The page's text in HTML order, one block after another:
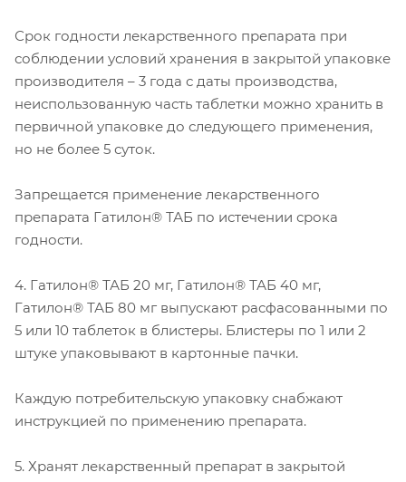
Срок годности лекарственного препарата при
соблюдении условий хранения в закрытой упаковке
производителя – 3 года с даты производства,
неиспользованную часть таблетки можно хранить в
первичной упаковке до следующего применения,
но не более 5 суток.
Запрещается применение лекарственного
препарата Гатилон® ТАБ по истечении срока
годности.
4. Гатилон® ТАБ 20 мг, Гатилон® ТАБ 40 мг,
Гатилон® ТАБ 80 мг выпускают расфасованными по
5 или 10 таблеток в блистеры. Блистеры по 1 или 2
штуке упаковывают в картонные пачки.
Каждую потребительскую упаковку снабжают
инструкцией по применению препарата.
5. Хранят лекарственный препарат в закрытой